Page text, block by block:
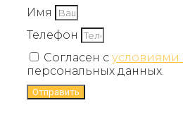
Имя
Телефон
Согласен с условиями
персональных данных.
Отправить